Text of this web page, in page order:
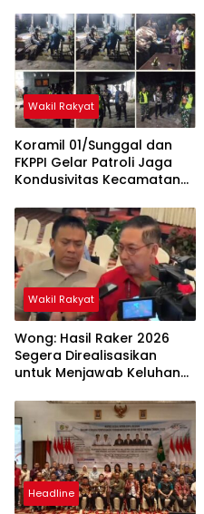
Wakil Rakyat
Koramil 01/Sunggal dan
FKPPI Gelar Patroli Jaga
Kondusivitas Kecamatan
Wakil Rakyat
Wong: Hasil Raker 2026
Segera Direalisasikan
untuk Menjawab Keluhan
Headline